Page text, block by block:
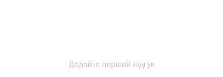
Додайте перший відгук